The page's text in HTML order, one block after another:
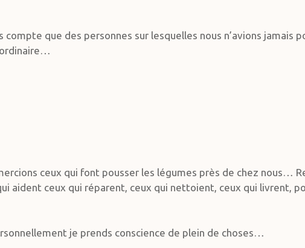
compte que des personnes sur lesquelles nous n’avions jamais
ceux qui font pousser les légumes près de chez nous…
aident ceux qui réparent, ceux qui nettoient, ceux qui livrent,
je prends conscience de plein de choses…